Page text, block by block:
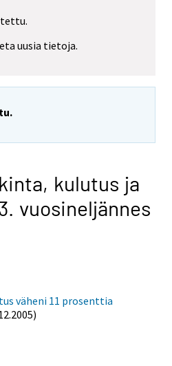
uusia tietoja.
kulutus ja
vuosineljännes
väheni 11 prosenttia